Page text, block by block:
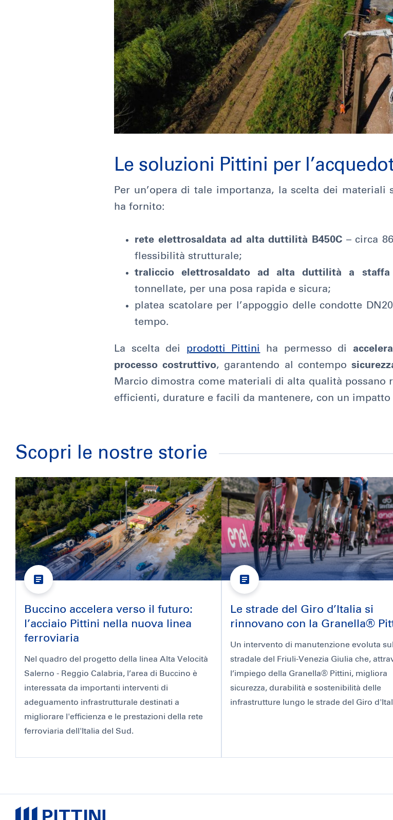
Le soluzioni Pittini per
Per un’opera di tale importanza, la scelta dei
ha fornito:
rete elettrosaldata ad alta duttilità B450C– circa
flessibilità strutturale;
traliccio elettrosaldato ad alta duttilità a staffa
tonnellate, per una posa rapida e sicura;
platea scatolare per l’appoggio delle condotte
tempo.
La scelta dei prodotti Pittini ha permesso di
processo costruttivo, garantendo al contempo
Marcio dimostra come materiali di alta qualità possano
efficienti, durature e facili da mantenere, con un
Scopri le nostre storie
Buccino accelera verso il futuro:
l’acciaio Pittini nella nuova linea
ferroviaria
Nel quadro del progetto della linea Alta Velocità
Salerno - Reggio Calabria, l’area di Buccino è
interessata da importanti interventi di
adeguamento infrastrutturale destinati a
migliorare l'efficienza e le prestazioni della rete
ferroviaria dell'Italia del Sud.
Le strade del Giro d’Italia si
rinnovano con la Granella®
Un intervento di manutenzione evoluta
stradale del Friuli-Venezia Giulia che,
l’impiego della Granella® Pittini, migliora
sicurezza, durabilità e sostenibilità delle
infrastrutture lungo le strade del Giro